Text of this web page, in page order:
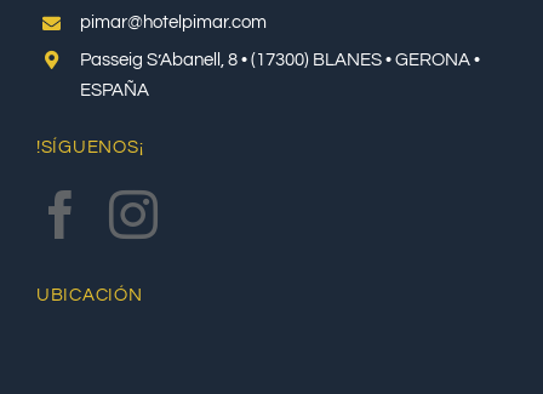
pimar@hotelpimar.com
Passeig S’Abanell, 8 • (17300) BLANES • GERONA •
ESPAÑA
!SÍGUENOS¡
UBICACIÓN